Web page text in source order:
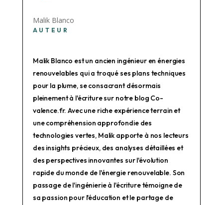
Malik Blanco
AUTEUR
Malik Blanco est un ancien ingénieur en énergies
renouvelables qui a troqué ses plans techniques
pour la plume, se consacrant désormais
pleinement à l'écriture sur notre blog Co-
valence.fr. Avec une riche expérience terrain et
une compréhension approfondie des
technologies vertes, Malik apporte à nos lecteurs
des insights précieux, des analyses détaillées et
des perspectives innovantes sur l'évolution
rapide du monde de l'énergie renouvelable. Son
passage de l'ingénierie à l'écriture témoigne de
sa passion pour l'éducation et le partage de